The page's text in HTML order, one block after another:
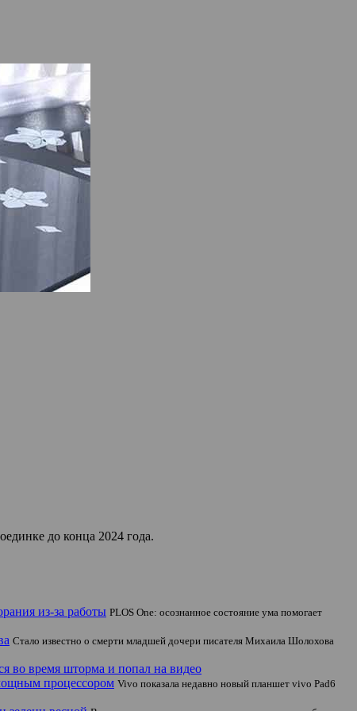
до конца 2024 года.
из-за работы PLOS One: осознанное состояние ума помогает
Стало известно о смерти младшей дочери писателя Михаила Шолохова
во время шторма и попал на видео
процессором Vivo показала недавно новый планшет vivo Pad6